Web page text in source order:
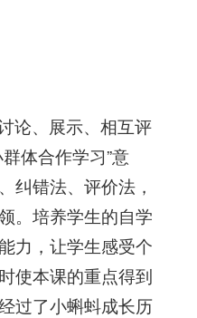
论、展示、相互评
体合作学习”意
纠错法、评价法，
。培养学生的自学
力，让学生感受个
使本课的重点得到
过了小蝌蚪成长历